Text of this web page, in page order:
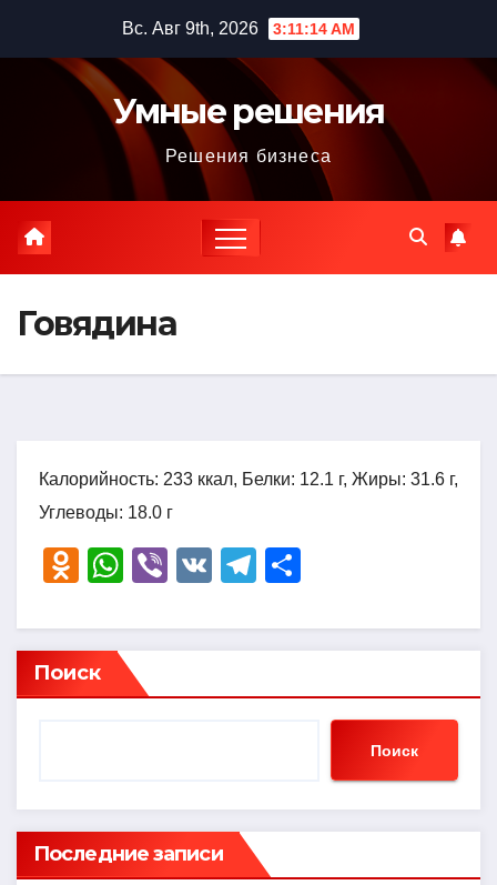
содержимому
Вс. Авг 9th, 2026 3:11:15 AM
Умные решения
Решения бизнеса
Говядина
Калорийность: 233 ккал, Белки: 12.1 г, Жиры: 31.6 г,
Углеводы: 18.0 г
O
n
o
kl
ni
ki
W
at
s
A
Vi
er
V
T
e
a
р
в
ть
Поиск
Поиск
Последние записи